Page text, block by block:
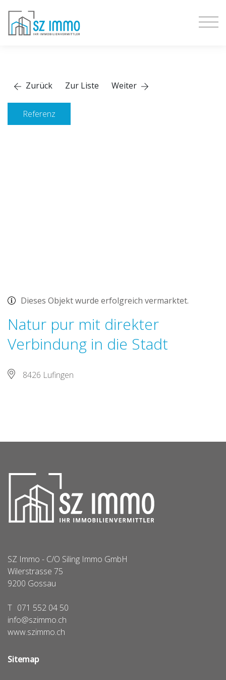
Zurück Zur Liste Weiter
Referenz
Dieses Objekt wurde erfolgreich vermarktet.
Natur pur mit direkter
Verbindung in die Stadt
8426 Lufingen
SZ Immo - C/O Siling Immo GmbH
Wilerstrasse 75
9200 Gossau
T 071 552 04 50
info@szimmo.ch
www.szimmo.ch
Sitemap